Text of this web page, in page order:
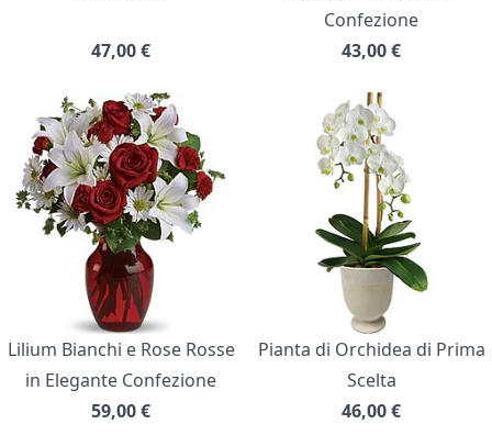
47,00€
Confezione
43,00€
Lilium Bianchi e Rose Rosse
in Elegante Confezione
59,00€
Pianta di Orchidea di Prima
Scelta
46,00€